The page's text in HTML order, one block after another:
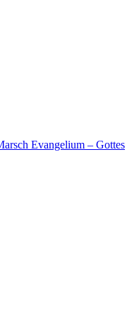
Evangelium – Gottes